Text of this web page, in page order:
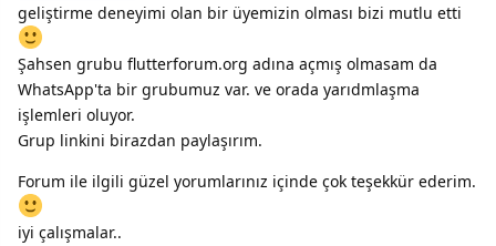
geliştirme deneyimi olan bir üyemizin olması bizi mutlu etti
Şahsen grubu flutterforum.org adına açmış olmasam da
WhatsApp'ta bir grubumuz var. ve orada yarıdmlaşma
işlemleri oluyor.
Grup linkini birazdan paylaşırım.
Forum ile ilgili güzel yorumlarınız içinde çok teşekkür ederim.
iyi çalışmalar..